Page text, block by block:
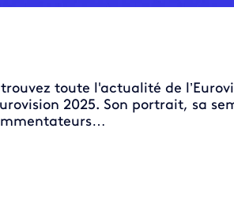
toute l'actualité de
2025. Son portrait, sa